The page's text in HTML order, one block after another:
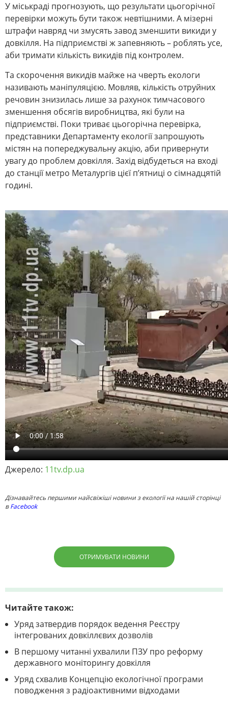
У міськраді прогнозують, що результати цьогорічної
перевірки можуть бути також невтішними. А мізерні
штрафи навряд чи змусять завод зменшити викиди у
довкілля. На підприємстві ж запевняють – роблять усе,
аби тримати кількість викидів під контролем.
Та скорочення викидів майже на чверть екологи
називають маніпуляцією. Мовляв, кількість отруйних
речовин знизилась лише за рахунок тимчасового
зменшення обсягів виробництва, які були на
підприємстві. Поки триває цьогорічна перевірка,
представники Департаменту екології запрошують
містян на попереджувальну акцію, аби привернути
увагу до проблем довкілля. Захід відбудеться на вході
до станції метро Металургів цієї п’ятниці о сімнадцятій
годині.
Джерело: 11tv.dp.ua
Дізнавайтесь першими найсвіжіші новини з екології на нашій сторінці
вFacebook
ОТРИМУВАТИ НОВИНИ
Читайте також:
Уряд затвердив порядок ведення Реєстру
інтегрованих довкіллєвих дозволів
В першому читанні ухвалили ПЗУ про реформу
державного моніторингу довкілля
Уряд схвалив Концепцію екологічної програми
поводження з радіоактивними відходами